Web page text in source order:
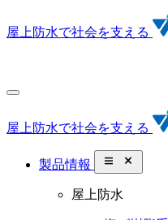
屋上防水で社会を支える
屋上防水で社会を支える
製品情報 close_small
屋上防水